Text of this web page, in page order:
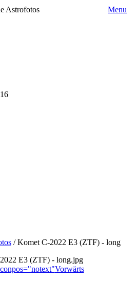
Astrofotos
Menu
16
/Komet C-2022 E3 (ZTF) - long
Vorwärts